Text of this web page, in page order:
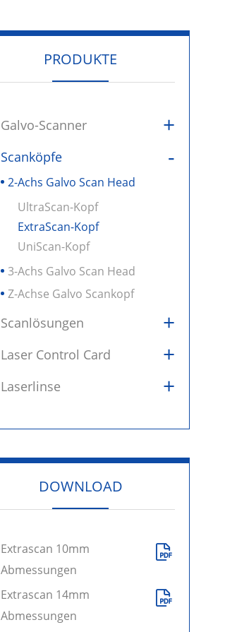
PRODUKTE
Galvo-Scanner +
Scanköpfe -
2-Achs Galvo Scan Head
UltraScan-Kopf
ExtraScan-Kopf
UniScan-Kopf
3-Achs Galvo Scan Head
Z-Achse Galvo Scankopf
Scanlösungen +
Laser Control Card +
Laserlinse +
DOWNLOAD
Extrascan 10mm
Abmessungen

Extrascan 14mm
Abmessungen
